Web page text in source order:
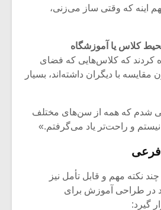
اینه که وقتی ساز می‌زنی،
کلاس یا آموزشگاه
کردند که کلاس‌هایی که فضای
مقایسه با دیگران داشته‌اند، بسیار
شدم که همه از سن‌های مختلف
و راحت‌تر یاد می‌گرفتم.»
فرعی
نکته مهم و قابل تأمل نیز
در طراحی آموزش برای
گیرد: